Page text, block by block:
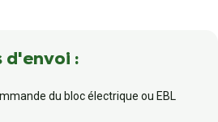
:
du bloc électrique ou EBL